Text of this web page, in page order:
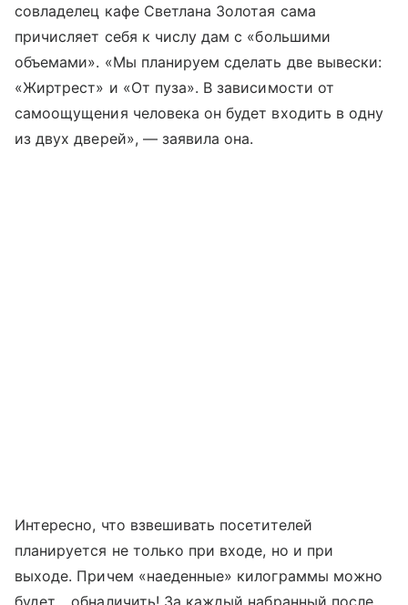
совладелец кафе Светлана Золотая сама
причисляет себя к числу дам с «большими
объемами». «Мы планируем сделать две вывески:
«Жиртрест» и «От пуза». В зависимости от
самоощущения человека он будет входить в одну
из двух дверей», — заявила она.
Интересно, что взвешивать посетителей
планируется не только при входе, но и при
выходе. Причем «наеденные» килограммы можно
будет… обналичить! За каждый набранный после